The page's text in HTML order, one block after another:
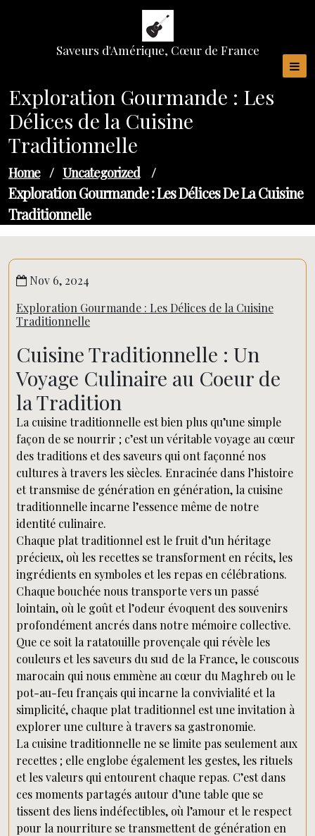
Saveurs d'Amérique, Cœur de France
Exploration Gourmande : Les
Délices de la Cuisine
Traditionnelle
Home / Uncategorized /
Exploration Gourmande : Les Délices De La Cuisine
Traditionnelle
Nov 6, 2024
Exploration Gourmande : Les Délices de la Cuisine
Traditionnelle
Cuisine Traditionnelle : Un
Voyage Culinaire au Coeur de
la Tradition
La cuisine traditionnelle est bien plus qu’une simple
façon de se nourrir ; c’est un véritable voyage au cœur
des traditions et des saveurs qui ont façonné nos
cultures à travers les siècles. Enracinée dans l’histoire
et transmise de génération en génération, la cuisine
traditionnelle incarne l’essence même de notre
identité culinaire.
Chaque plat traditionnel est le fruit d’un héritage
précieux, où les recettes se transforment en récits, les
ingrédients en symboles et les repas en célébrations.
Chaque bouchée nous transporte vers un passé
lointain, où le goût et l’odeur évoquent des souvenirs
profondément ancrés dans notre mémoire collective.
Que ce soit la ratatouille provençale qui révèle les
couleurs et les saveurs du sud de la France, le couscous
marocain qui nous emmène au cœur du Maghreb ou le
pot-au-feu français qui incarne la convivialité et la
simplicité, chaque plat traditionnel est une invitation à
explorer une culture à travers sa gastronomie.
La cuisine traditionnelle ne se limite pas seulement aux
recettes ; elle englobe également les gestes, les rituels
et les valeurs qui entourent chaque repas. C’est dans
ces moments partagés autour d’une table que se
tissent des liens indéfectibles, où l’amour et le respect
pour la nourriture se transmettent de génération en